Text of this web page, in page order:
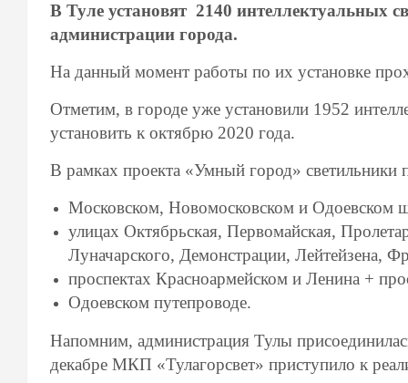
В Туле установят 2140 интеллектуальных
администрации города.
На данный момент работы по их установке
Отметим, в городе уже установили 1952
установить к октябрю 2020 года.
В рамках проекта «Умный город» светильники
Московском, Новомосковском и Одоевском
улицах Октябрьская, Первомайская,
Луначарского, Демонстрации, Лейтейзена,
проспектах Красноармейском и Ленина +
Одоевском путепроводе.
Напомним, администрация Тулы
декабре МКП «Тулагорсвет» приступило к